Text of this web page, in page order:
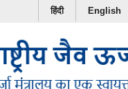
हिंदी English